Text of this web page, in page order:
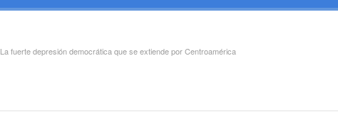
La fuerte depresión democrática que se extiende por Centroamérica